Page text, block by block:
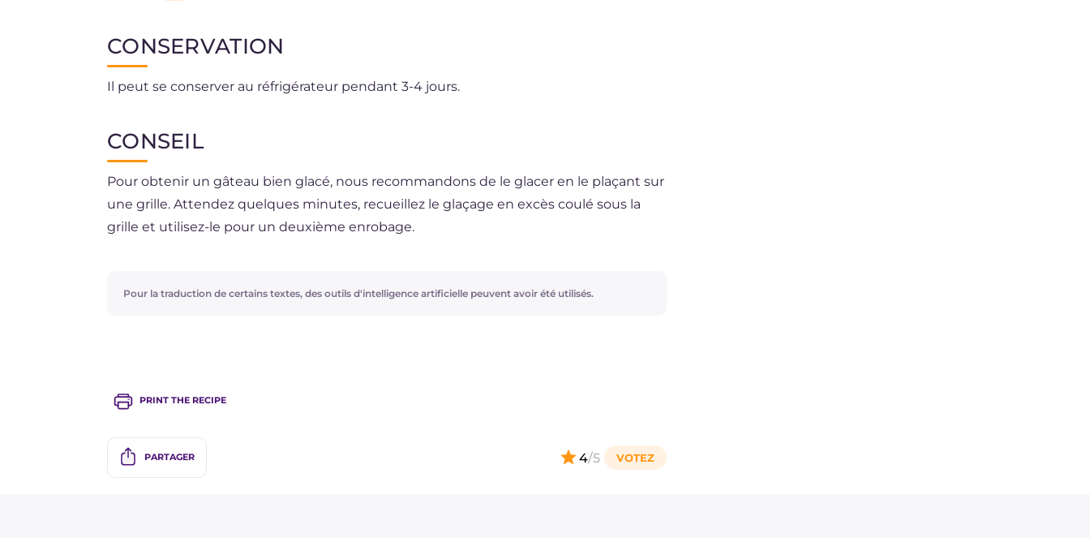
CONSERVATION
Il peut se conserver au réfrigérateur pendant 3-4 jours.
CONSEIL
Pour obtenir un gâteau bien glacé, nous recommandons de le glacer en le plaçant sur
une grille. Attendez quelques minutes, recueillez le glaçage en excès coulé sous la
grille et utilisez-le pour un deuxième enrobage.
Pour la traduction de certains textes, des outils d'intelligence artificielle peuvent avoir été utilisés.
PRINT THE RECIPE
PARTAGER 4/5